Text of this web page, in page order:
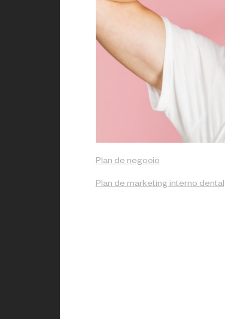
Plan de negocio
Plan de marketing interno dental